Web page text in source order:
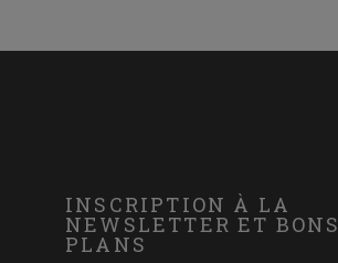
INSCRIPTION À LA
NEWSLETTER ET BONS
PLANS